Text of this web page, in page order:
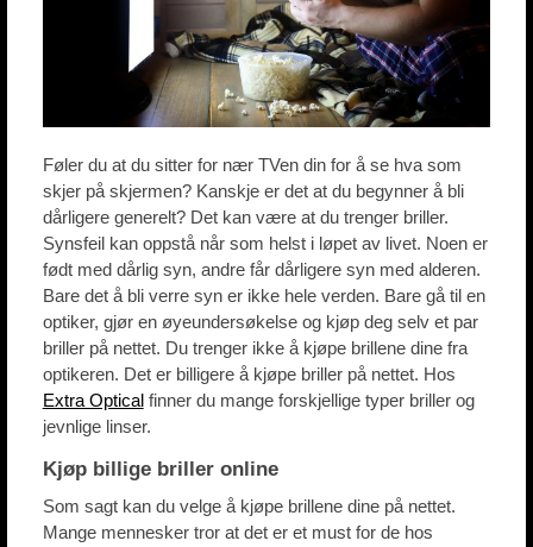
Føler du at du sitter for nær TVen din for å se hva som
skjer på skjermen? Kanskje er det at du begynner å bli
dårligere generelt? Det kan være at du trenger briller.
Synsfeil kan oppstå når som helst i løpet av livet. Noen er
født med dårlig syn, andre får dårligere syn med alderen.
Bare det å bli verre syn er ikke hele verden. Bare gå til en
optiker, gjør en øyeundersøkelse og kjøp deg selv et par
briller på nettet. Du trenger ikke å kjøpe brillene dine fra
optikeren. Det er billigere å kjøpe briller på nettet. Hos
Extra Opticalfinner du mange forskjellige typer briller og
jevnlige linser.
Kjøp billige briller online
Som sagt kan du velge å kjøpe brillene dine på nettet.
Mange mennesker tror at det er et must for de hos